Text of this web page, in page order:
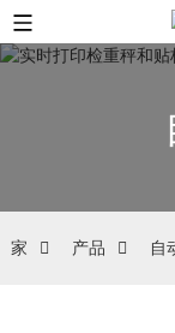
家 产品 自